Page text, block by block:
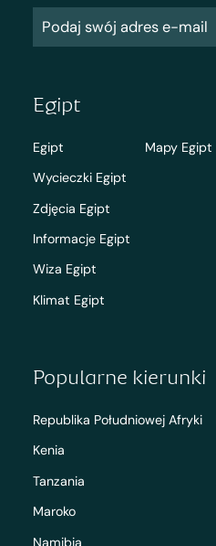
Egipt
Egipt
Wycieczki Egipt
Zdjęcia Egipt
Informacje Egipt
Wiza Egipt
Klimat Egipt
Mapy Egipt
Popularne kierunki
Republika Południowej Afryki
Kenia
Tanzania
Maroko
Namibia